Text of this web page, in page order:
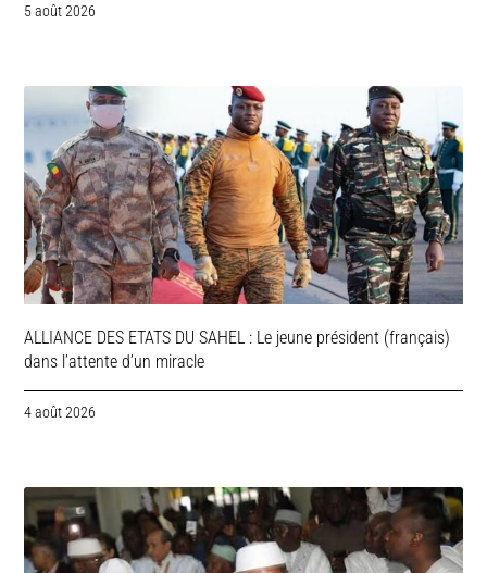
5 août 2026
ALLIANCE DES ETATS DU SAHEL : Le jeune président (français)
dans l’attente d’un miracle
4 août 2026